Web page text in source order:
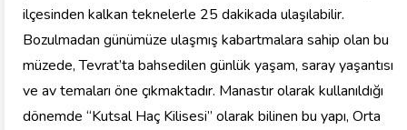
ilçesinden kalkan teknelerle 25 dakikada ulaşılabilir.
Bozulmadan günümüze ulaşmış kabartmalara sahip olan bu
müzede, Tevrat’ta bahsedilen günlük yaşam, saray yaşantısı
ve av temaları öne çıkmaktadır. Manastır olarak kullanıldığı
dönemde “Kutsal Haç Kilisesi” olarak bilinen bu yapı, Orta